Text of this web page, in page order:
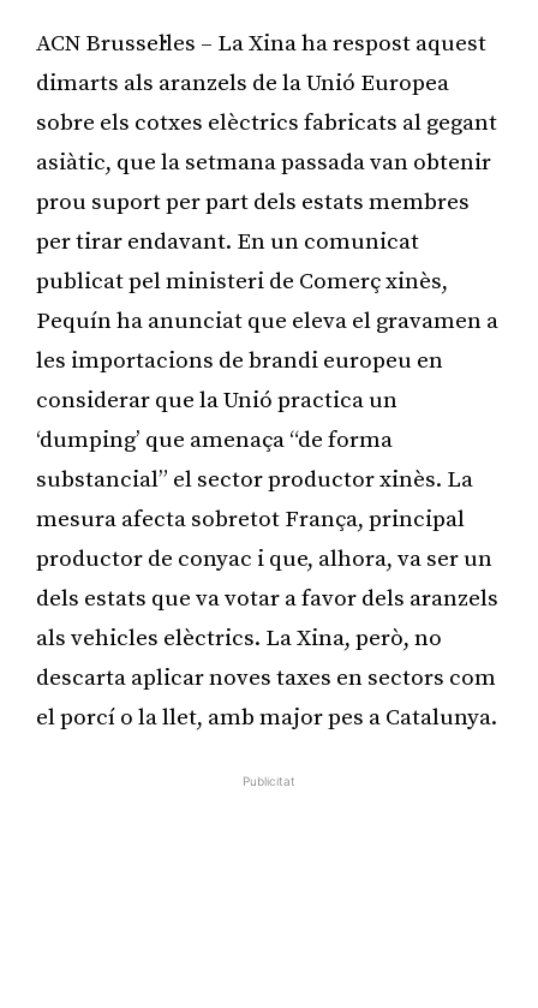
ACN Brussel·les – La Xina ha respost aquest
dimarts als aranzels de la Unió Europea
sobre els cotxes elèctrics fabricats al gegant
asiàtic, que la setmana passada van obtenir
prou suport per part dels estats membres
per tirar endavant. En un comunicat
publicat pel ministeri de Comerç xinès,
Pequín ha anunciat que eleva el gravamen a
les importacions de brandi europeu en
considerar que la Unió practica un
‘dumping’ que amenaça “de forma
substancial” el sector productor xinès. La
mesura afecta sobretot França, principal
productor de conyac i que, alhora, va ser un
dels estats que va votar a favor dels aranzels
als vehicles elèctrics. La Xina, però, no
descarta aplicar noves taxes en sectors com
el porcí o la llet, amb major pes a Catalunya.
Publicitat